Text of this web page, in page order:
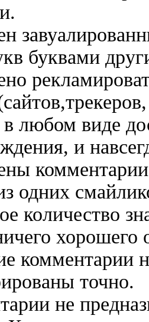
буквами
в любом виде
и
одних
количество
комментарии
точно.
не